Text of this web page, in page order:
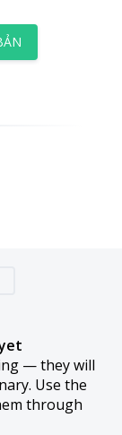
— they will
Use the
through